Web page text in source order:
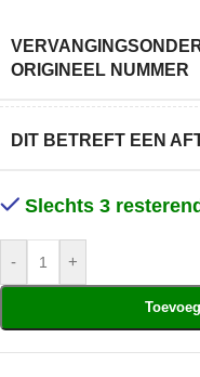
ORIGINEEL NUMMER
DIT BETREFT EEN
Slechts 3
- +